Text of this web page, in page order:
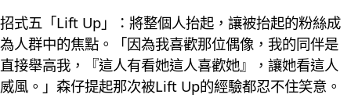
招式五「Lift Up」：將整個人抬起，讓被抬起的粉絲成
為人群中的焦點。「因為我喜歡那位偶像，我的同伴是
直接舉高我，『這人有看她這人喜歡她』，讓她看這人
威風。」森仔提起那次被Lift Up的經驗都忍不住笑意。